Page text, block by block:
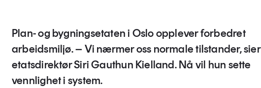
Plan- og bygningsetaten i Oslo opplever forbedret
arbeidsmiljø. – Vi nærmer oss normale tilstander, sier
etatsdirektør Siri Gauthun Kielland. Nå vil hun sette
vennlighet i system.